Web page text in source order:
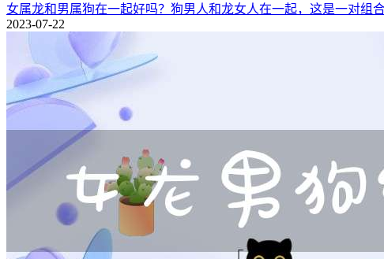
女属龙和男属狗在一起好吗？狗男人和龙女人在一起，这是一对组
2023-07-22